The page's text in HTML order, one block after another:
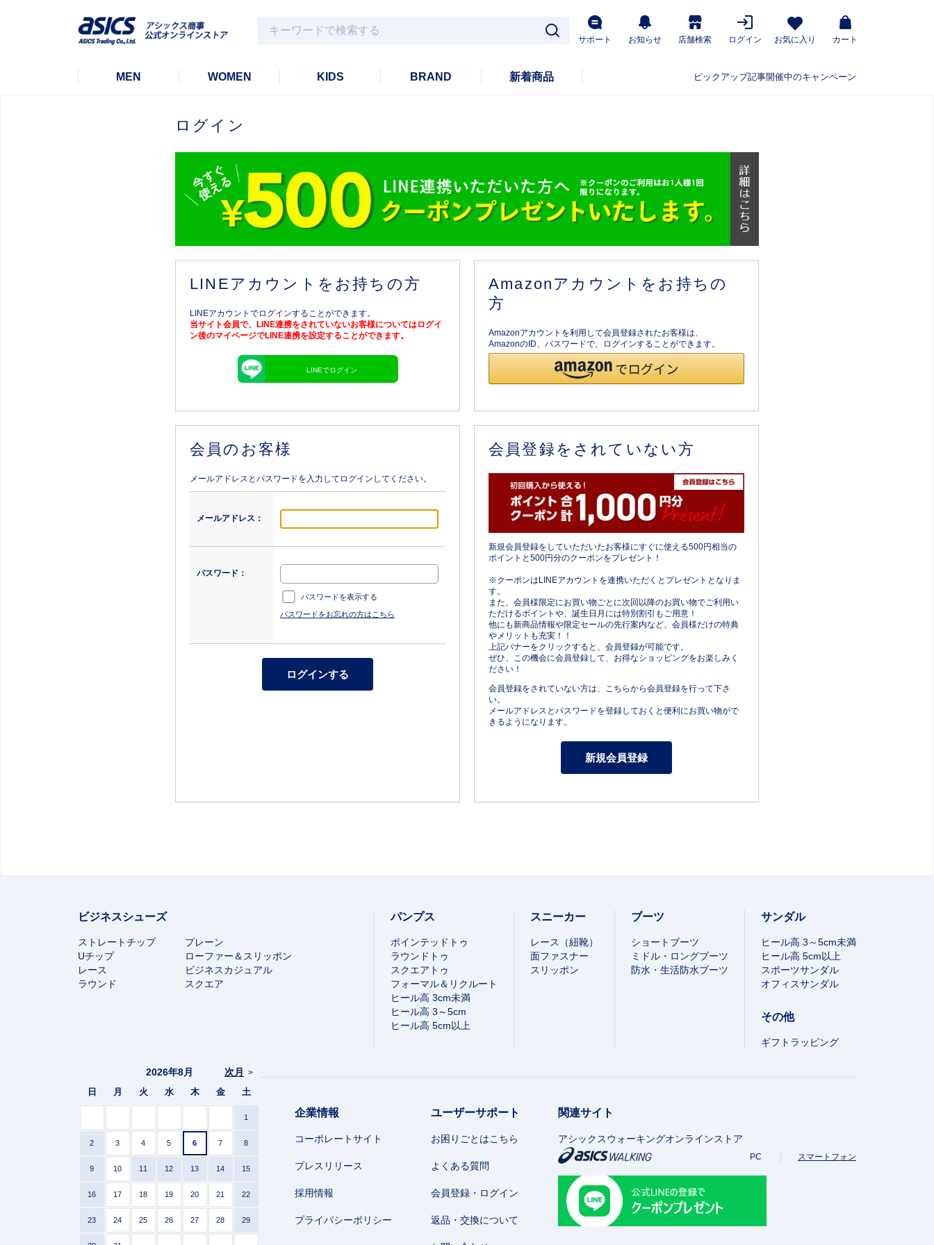
サポート お知らせ 店舗検索 ログイン お気に入り カート
MEN WOMEN KIDS BRAND 新着商品 ピックアップ記事開催中のキャンペーン
ログイン
LINEアカウントをお持ちの方
LINEアカウントでログインすることができます。
当サイト会員で、LINE連携をされていないお客様についてはログイ
ン後のマイページでLINE連携を設定することができます。
LINEでログイン
Amazonアカウントをお持ちの
方
Amazonアカウントを利用して会員登録されたお客様は、
AmazonのID、パスワードで、ログインすることができます。
会員のお客様
メールアドレスとパスワードを入力してログインしてください。
メールアドレス：
パスワード：
パスワードを表示する
パスワードをお忘れの方はこちら
会員登録をされていない方
新規会員登録をしていただいたお客様にすぐに使える500円相当の
ポイントと500円分のクーポンをプレゼント！
※クーポンはLINEアカウントを連携いただくとプレゼントとなりま
す。
また、会員様限定にお買い物ごとに次回以降のお買い物でご利用い
ただけるポイントや、誕生日月には特別割引もご用意！
他にも新商品情報や限定セールの先行案内など、会員様だけの特典
やメリットも充実！！
上記バナーをクリックすると、会員登録が可能です。
ぜひ、この機会に会員登録して、お得なショッピングをお楽しみく
ださい！
会員登録をされていない方は、こちらから会員登録を行って下さ
い。
メールアドレスとパスワードを登録しておくと便利にお買い物がで
きるようになります。
ビジネスシューズ
ストレートチップ
プレーン
Uチップ
ローファー＆スリッポン
レース
ビジネスカジュアル
ラウンド
スクエア
パンプス
ポインテッドトゥ
ラウンドトゥ
スクエアトゥ
フォーマル＆リクルート
ヒール高 3cm未満
ヒール高 3～5cm
ヒール高 5cm以上
スニーカー
レース（紐靴）
面ファスナー
スリッポン
ブーツ
ショートブーツ
ミドル・ロングブーツ
防水・生活防水ブーツ
サンダル
ヒール高 3～5cm未満
ヒール高 5cm以上
スポーツサンダル
オフィスサンダル
その他
ギフトラッピング
次月 >
2026年8月
日 月 火 水 木 金 土
1
2 3 4 5 6 7 8
9 10 11 12 13 14 15
16 17 18 19 20 21 22
23 24 25 26 27 28 29
企業情報
コーポレートサイト
プレスリリース
採用情報
プライバシーポリシー
ユーザーサポート
お困りごとはこちら
よくある質問
会員登録・ログイン
返品・交換について
関連サイト
アシックスウォーキングオンラインストア
PC スマートフォン